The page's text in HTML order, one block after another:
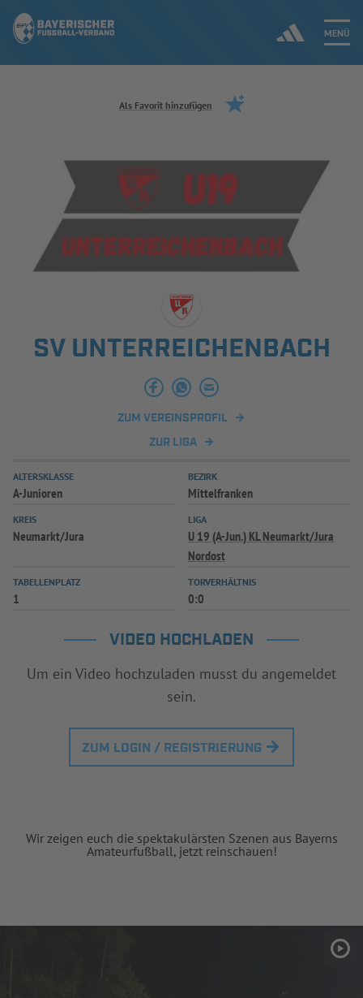
MENÜ
Jetzt einloggen
ERGEBNISSE & WETTBEWERBE
NEUIGKEITEN
SPIELBETRIEB & VERBANDSLEBEN
AUSBILDUNG & FÖRDERUNG
INFOTHEK SPIELPLUS
Als Favorit hinzufügen
SV UNTERREICHENBACH
ZUM VEREINSPROFIL
ZUR LIGA
ALTERSKLASSE
A-Junioren
BEZIRK
Mittelfranken
KREIS
Neumarkt/Jura
LIGA
U 19 (A-Jun.) KL Neumarkt/Jura
Nordost
TABELLENPLATZ
1
TORVERHÄLTNIS
0:0
VIDEO HOCHLADEN
Um ein Video hochzuladen musst du angemeldet
sein.
ZUM LOGIN / REGISTRIERUNG
Wir zeigen euch die spektakulärsten Szenen aus Bayerns
Amateurfußball, jetzt reinschauen!